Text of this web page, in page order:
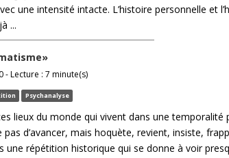
une intensité intacte. L’histoire personnelle et
...
- Lecture : 7 minute(s)
Psychanalyse
lieux du monde qui vivent dans une temporalité
pas d’avancer, mais hoquète, revient, insiste,
une répétition historique qui se donne à voir